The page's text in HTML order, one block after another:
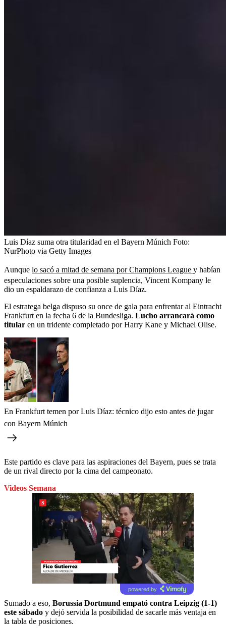
Luis Díaz suma otra titularidad en el Bayern Múnich Foto:
NurPhoto via Getty Images
Aunque lo sacó a mitad de semana por Champions League y habían
especulaciones sobre una posible suplencia, Vincent Kompany le
dio un espaldarazo de confianza a Luis Díaz.
El estratega belga dispuso su once de gala para enfrentar al Eintracht
Frankfurt en la fecha 6 de la Bundesliga. Lucho arrancará como
titular en un tridente completado por Harry Kane y Michael Olise.
En Frankfurt temen por Luis Díaz: técnico dijo esto antes de jugar
con Bayern Múnich
Este partido es clave para las aspiraciones del Bayern, pues se trata
de un rival directo por la cima del campeonato.
Videos Semana
powered by
Sumado a eso, Borussia Dortmund empató contra Leipzig (1-1)
este sábado y dejó servida la posibilidad de sacarle más ventaja en
la tabla de posiciones.